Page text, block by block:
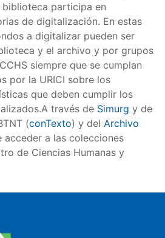
participa en
de digitalización. En estas
a digitalizar pueden ser
y el archivo y por grupos
siempre que se cumplan
por la URICI sobre los
que deben cumplir los
través de Simurg y de
(conTexto) y del Archivo
a las colecciones
de Ciencias Humanas y